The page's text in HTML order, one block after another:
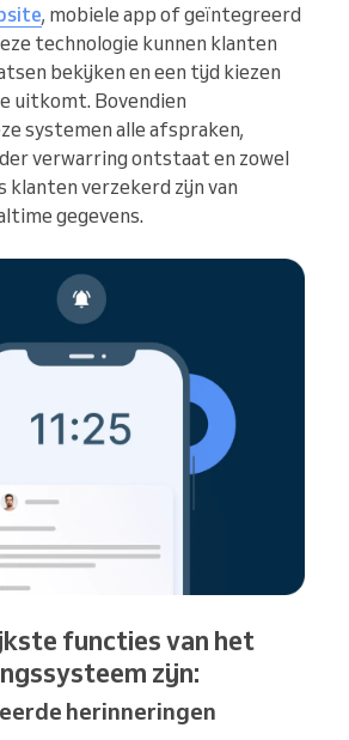
, mobiele app of geïntegreerd
technologie kunnen klanten
bekijken en een tijd kiezen
uitkomt. Bovendien
systemen alle afspraken,
verwarring ontstaat en zowel
klanten verzekerd zijn van
gegevens.
functies van het
zijn:
herinneringen